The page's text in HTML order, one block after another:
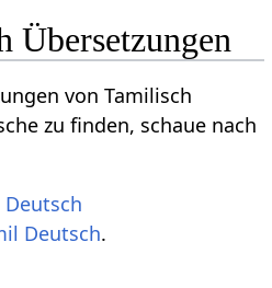
Übersetzungen
von Tamilisch
zu finden, schaue nach
Deutsch.